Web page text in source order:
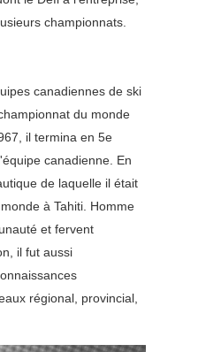
championnats.
canadiennes de ski
du monde
il termina en 5e
canadienne. En
de laquelle il était
à Tahiti. Homme
et fervent
il fut aussi
régional, provincial,